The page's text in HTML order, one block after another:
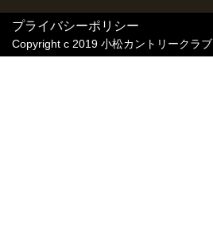
プライバシーポリシー
Copyright c 2019 小松カントリークラブ